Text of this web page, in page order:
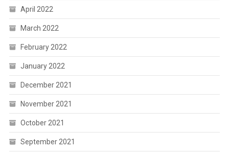
April 2022
March 2022
February 2022
January 2022
December 2021
November 2021
October 2021
September 2021